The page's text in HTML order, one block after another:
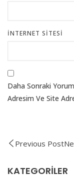
İNTERNET SITESI
Daha Sonraki
Adresim Ve Site
Previous Post
KATEGORILER